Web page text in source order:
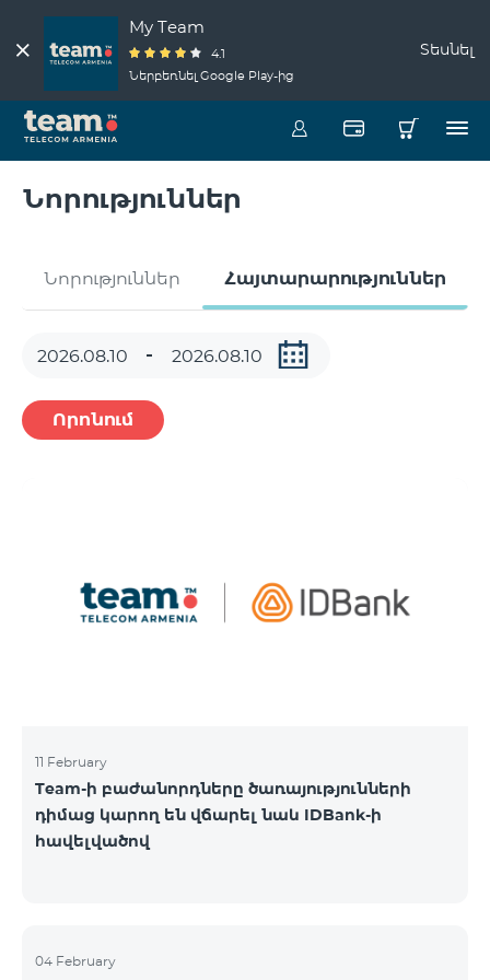
My Team
4.1
Ներբեռնել Google Play-ից
Տեսնել
Նորություններ
Նորություններ Հայտարարություններ
Որոնում
11 February
Team-ի բաժանորդները ծառայությունների
դիմաց կարող են վճարել նաև IDBank-ի
հավելվածով
04 February